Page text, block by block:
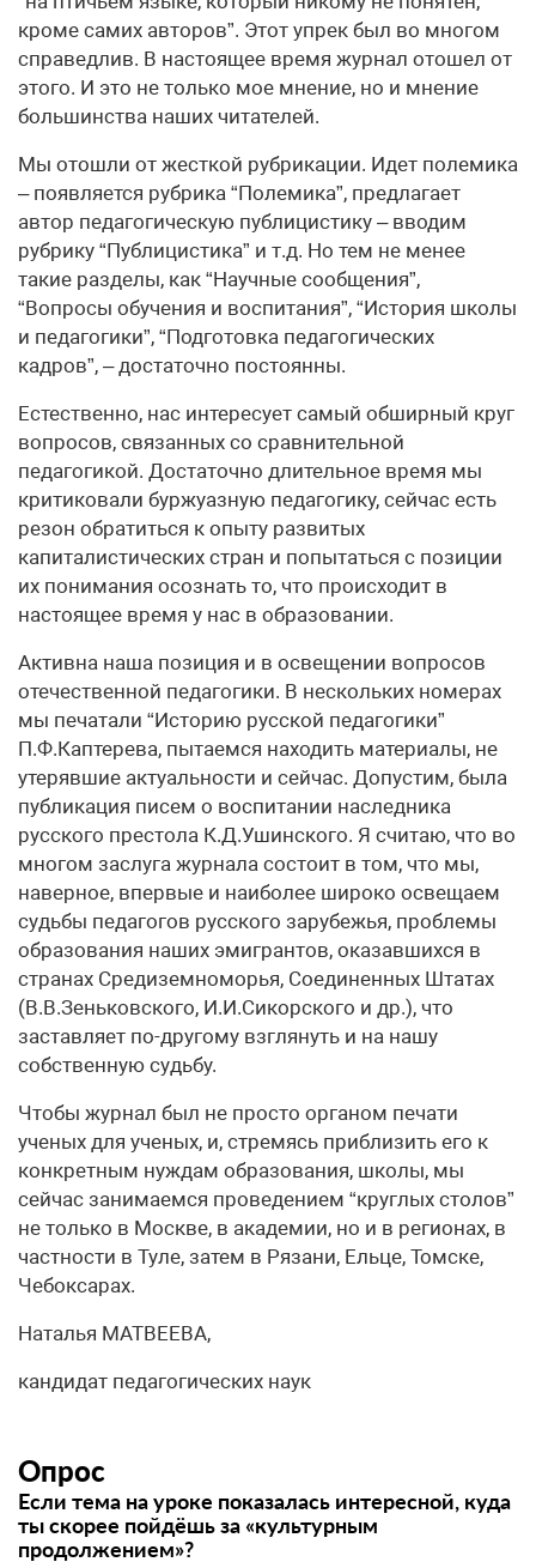
кроме самих авторов”. Этот упрек был во многом
справедлив. В настоящее время журнал отошел от
этого. И это не только мое мнение, но и мнение
большинства наших читателей.
Мы отошли от жесткой рубрикации. Идет полемика
– появляется рубрика “Полемика”, предлагает
автор педагогическую публицистику – вводим
рубрику “Публицистика” и т.д. Но тем не менее
такие разделы, как “Научные сообщения”,
“Вопросы обучения и воспитания”, “История школы
и педагогики”, “Подготовка педагогических
кадров”, – достаточно постоянны.
Естественно, нас интересует самый обширный круг
вопросов, связанных со сравнительной
педагогикой. Достаточно длительное время мы
критиковали буржуазную педагогику, сейчас есть
резон обратиться к опыту развитых
капиталистических стран и попытаться с позиции
их понимания осознать то, что происходит в
настоящее время у нас в образовании.
Активна наша позиция и в освещении вопросов
отечественной педагогики. В нескольких номерах
мы печатали “Историю русской педагогики”
П.Ф.Каптерева, пытаемся находить материалы, не
утерявшие актуальности и сейчас. Допустим, была
публикация писем о воспитании наследника
русского престола К.Д.Ушинского. Я считаю, что во
многом заслуга журнала состоит в том, что мы,
наверное, впервые и наиболее широко освещаем
судьбы педагогов русского зарубежья, проблемы
образования наших эмигрантов, оказавшихся в
странах Средиземноморья, Соединенных Штатах
(В.В.Зеньковского, И.И.Сикорского и др.), что
заставляет по-другому взглянуть и на нашу
собственную судьбу.
Чтобы журнал был не просто органом печати
ученых для ученых, и, стремясь приблизить его к
конкретным нуждам образования, школы, мы
сейчас занимаемся проведением “круглых столов”
не только в Москве, в академии, но и в регионах, в
частности в Туле, затем в Рязани, Ельце, Томске,
Чебоксарах.
Наталья МАТВЕЕВА,
кандидат педагогических наук
Опрос
Если тема на уроке показалась интересной, куда
ты скорее пойдёшь за «культурным
продолжением»?